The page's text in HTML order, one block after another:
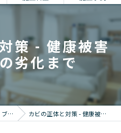
策 - 健康被害
劣化まで
ブログ カビの正体と対策 - 健康被害から家屋の劣化まで